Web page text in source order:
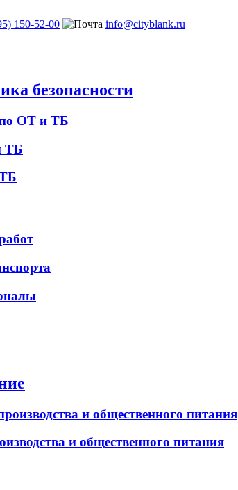
150-52-00 info@cityblank.ru
безопасности
ОТ и ТБ
ТБ
и общественного питания
и общественного питания